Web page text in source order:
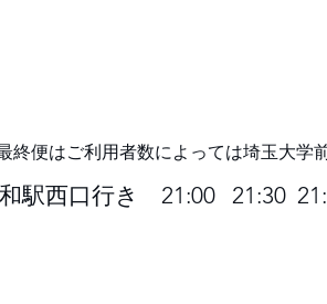
終便はご利用者数によっては埼玉大学
駅西口行き 21:00 21:30